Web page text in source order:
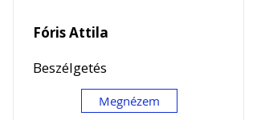
Fóris Attila
Beszélgetés
Megnézem